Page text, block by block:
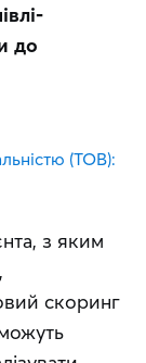
до
(ТОВ):
з яким
скоринг